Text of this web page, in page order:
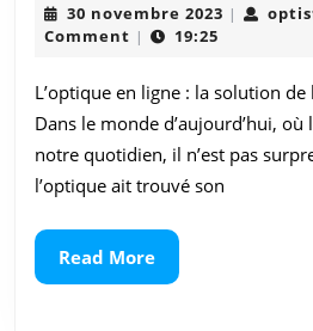
ligne
:
La
30 novembre 2023 30|
Comment | 19:25
L’optique en ligne : la solution
Dans le monde d’aujourd’hui,
notre quotidien, il n’est pas
l’optique ait trouvé son
Read MoreRead
More